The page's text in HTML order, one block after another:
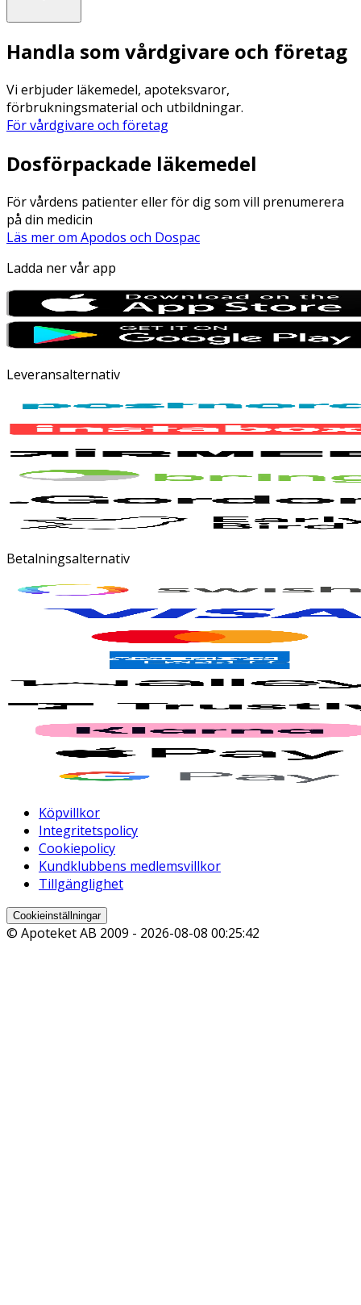
Handla som vårdgivare och företag
Vi erbjuder läkemedel, apoteksvaror,
förbrukningsmaterial och utbildningar.
För vårdgivare och företag
Dosförpackade läkemedel
För vårdens patienter eller för dig som vill prenumerera
på din medicin
Läs mer om Apodos och Dospac
Ladda ner vår app
Leveransalternativ
Betalningsalternativ
Köpvillkor
Integritetspolicy
Cookiepolicy
Kundklubbens medlemsvillkor
Tillgänglighet
Cookieinställningar
© Apoteket AB 2009 - 2026-08-08 00:25:42